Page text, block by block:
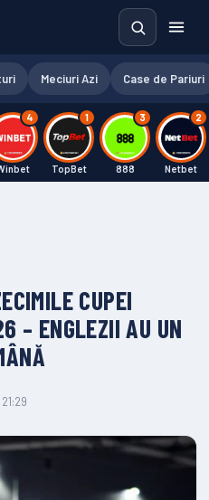
Meciuri Azi Case de Pariuri
4 1
TopBet
3
888
2
Netbet
CUPEI
– ENGLEZII AU UN